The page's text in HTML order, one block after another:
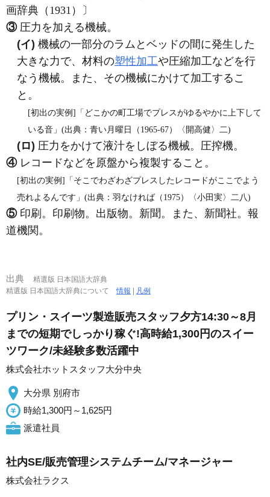
画辞典（1931）〕
③圧力を加える機械。
(イ) 機械の一部分のラムとベッドの間に発生した
大きな力で、材料の塑性加工や圧縮加工などを行
なう機械。また、その機械にかけて加工するこ
と。
[初出の実例]「どこかの町工場でプレスがゆるやかに上下して
いる音」(出典：青い月曜日（1965‐67）〈開高健〉二)
(ロ) 圧力をかけて液汁をしぼる機械。圧搾機。
④レコードなどを原盤から複製すること。
[初出の実例]「そこでわざわざプレスしたレコードがここでよう
売れよるんです」(出典：羽なければ（1975）〈小田実〉二八)
⑤印刷。印刷物。出版物。新聞。また、新聞社。報
道機関。
出典
精選版 日本国語大辞典
精選版 日本国語大辞典について情報 | 凡例
プリン・スイーツ製造販売スタッフ夕方14:30～8月
までの短期でしっかり稼ぐ!高時給1,300円のスイー
ツワーク/未経験多数活躍中
株式会社ホットスタッフ大分中央
大分県 別府市
時給1,300円～1,625円
派遣社員
社内SE/販売管理システムチーム/マネージャー
株式会社ラクス